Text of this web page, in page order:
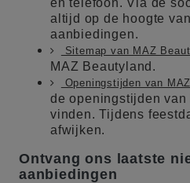
altijd op de hoogte
aanbiedingen.
Sitemap van MAZ
MAZ Beautyland.
Openingstijden van
de openingstijden van
vinden. Tijdens
afwijken.
Ontvang ons laatste
aanbiedingen